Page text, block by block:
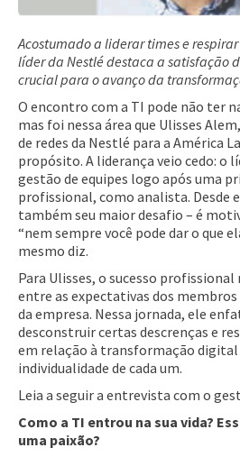
Acostumado a liderar times e
líder da Nestlé destaca a satisfação
crucial para o avanço da
O encontro com a TI pode não ter
mas foi nessa área que Ulisses
de redes da Nestlé para a América
propósito. A liderança veio cedo: o
gestão de equipes logo após uma
profissional, como analista. Desde
também seu maior desafio – é
“nem sempre você pode dar o que
mesmo diz.
Para Ulisses, o sucesso
entre as expectativas dos membros
da empresa. Nessa jornada, ele
desconstruir certas descrenças e
em relação à transformação
individualidade de cada um.
Leia a seguir a entrevista com o
Como a TI entrou na sua vida?
uma paixão?